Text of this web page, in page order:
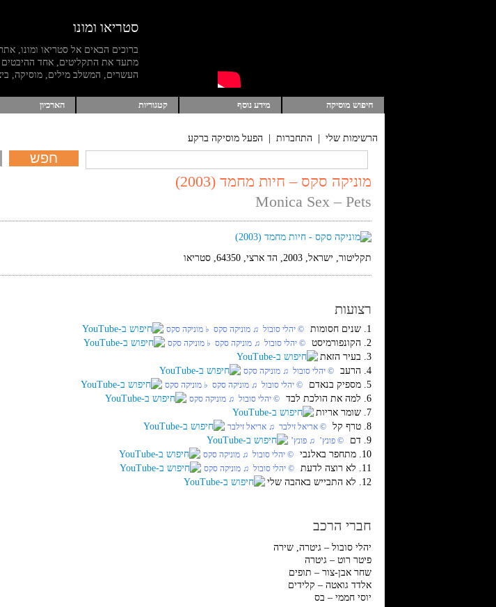
סטריאו ומונו
ברוכים הבאים אל סטריאו ומונו,
מתעד את התקליטים, אחד
העשרים, המשלב מילים, מוסיקה,
חיפוש מוסיקה מידע נוסף קטגוריות הארכיון
הרשימות שלי התחברות הפעל מוסיקה ברקע
מוניקה סקס – חיות מחמד (2003)
Monica Sex – Pets
תקליטור, ישראל, 2003, הד ארצי, 64350, סטריאו
רצועות
1. שנים חסומות ‏ © יהלי סובול‏ ♫ מוניקה סקס‏ ♭ מוניקה סקס
2. הקונפורמיסט ‏ © יהלי סובול‏ ♫ מוניקה סקס‏ ♭ מוניקה סקס
3. בעיר הזאת
4. הרעב
‏ © יהלי סובול‏ ♫ מוניקה סקס
5. מספיק בנאדם ‏ © יהלי סובול‏ ♫ מוניקה סקס‏ ♭ מוניקה סקס
6. למה את הולכת לבד ‏ © יהלי סובול‏ ♫ מוניקה סקס
7. שומר אריות
8. טרף קל
‏ © אריאל זילבר‏ ♫ אריאל זילבר
9. דם ‏ © פונץ’‏ ♫ פונץ’
10. מתחפר באלנבי ‏ © יהלי סובול‏ ♫ מוניקה סקס
11. לא רוצה לדעת ‏ © יהלי סובול‏ ♫ מוניקה סקס
12. לא התבייש באהבה שלי
חברי הרכב
יהלי סובול – גיטרה, שירה
פיטר רוט – גיטרה
שחר אבן-צור – תופים
אלדד גואטה – קלידים
יוסי חממי – בס